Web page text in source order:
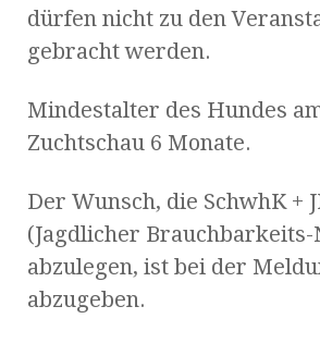
dürfen nicht zu den
gebracht werden.
Mindestalter des Hundes
Zuchtschau 6 Monate.
Der Wunsch, die SchwhK +
(Jagdlicher Brauchbarkeits-
abzulegen, ist bei der
abzugeben.